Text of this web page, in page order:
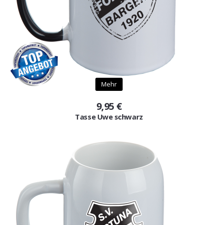
Mehr
9,95 €
Tasse Uwe schwarz